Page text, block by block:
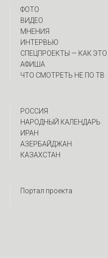
ФОТО
ВИДЕО
МНЕНИЯ
ИНТЕРВЬЮ
CПЕЦПРОЕКТЫ — КАК
АФИША
ЧТО СМОТРЕТЬ НЕ ПО ТВ
РОССИЯ
НАРОДНЫЙ КАЛЕНДАРЬ
ИРАН
АЗЕРБАЙДЖАН
КАЗАХСТАН
Портал проекта